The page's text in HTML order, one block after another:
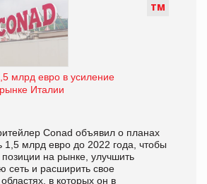
ТМ
млрд евро в усиление
Италии
Conad объявил о планах
1,5 млрд евро до 2022 года, чтобы
позиции на рынке, улучшить
сеть и расширить свое
в которых он в